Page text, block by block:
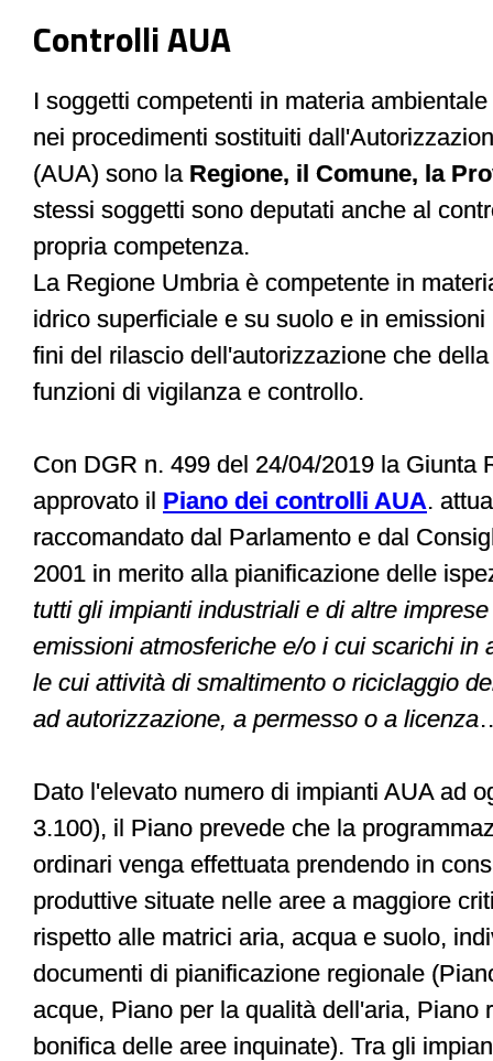
Controlli AUA
I soggetti competenti in materia
nei procedimenti sostituiti
(AUA) sono la Regione, il Comune, la
stessi soggetti sono deputati anche al
propria competenza.
La Regione Umbria è competente in
idrico superficiale e su suolo e in
fini del rilascio dell'autorizzazione che
funzioni di vigilanza e controllo.
Con DGR n. 499 del 24/04/2019 la Giunta
approvato il Piano dei controlli AUA.
raccomandato dal Parlamento e dal
2001 in merito alla pianificazione delle
tutti gli impianti industriali e di altre
emissioni atmosferiche e/o i cui scarichi in
le cui attività di smaltimento o riciclaggio
ad autorizzazione, a permesso o a licenza
Dato l'elevato numero di impianti AUA ad
3.100), il Piano prevede che la
ordinari venga effettuata prendendo in
produttive situate nelle aree a maggiore
rispetto alle matrici aria, acqua e suolo,
documenti di pianificazione regionale
acque, Piano per la qualità dell'aria, Piano
bonifica delle aree inquinate). Tra gli